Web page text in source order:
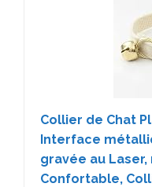
Collier de Chat
Interface
gravée au
Confortable,